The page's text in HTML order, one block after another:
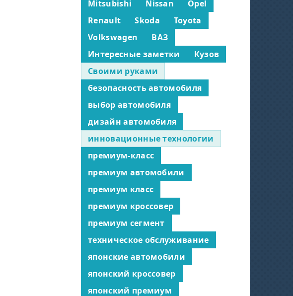
Mitsubishi
Nissan
Opel
Renault
Skoda
Toyota
Volkswagen
ВАЗ
Интересные заметки
Кузов
Своими руками
безопасность автомобиля
выбор автомобиля
дизайн автомобиля
инновационные технологии
премиум-класс
премиум автомобили
премиум класс
премиум кроссовер
премиум сегмент
техническое обслуживание
японские автомобили
японский кроссовер
японский премиум